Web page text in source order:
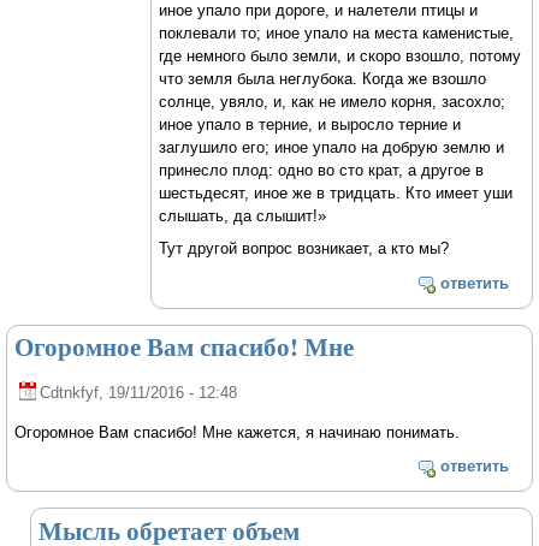
иное упало при дороге, и налетели птицы и
поклевали то; иное упало на места каменистые,
где немного было земли, и скоро взошло, потому
что земля была неглубока. Когда же взошло
солнце, увяло, и, как не имело корня, засохло;
иное упало в терние, и выросло терние и
заглушило его; иное упало на добрую землю и
принесло плод: одно во сто крат, а другое в
шестьдесят, иное же в тридцать. Кто имеет уши
слышать, да слышит!»
Тут другой вопрос возникает, а кто мы?
ответить
Огоромное Вам спасибо! Мне
Cdtnkfyf , 19/11/2016 - 12:48
Огоромное Вам спасибо! Мне кажется, я начинаю понимать.
ответить
Мысль обретает объем